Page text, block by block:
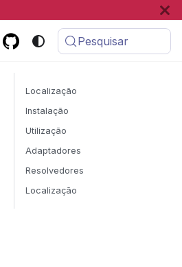
Pesquisar
Localização
Instalação
Utilização
Adaptadores
Resolvedores
Localização